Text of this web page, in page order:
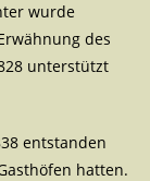
wurde
des
unterstützt
entstanden
hatten.